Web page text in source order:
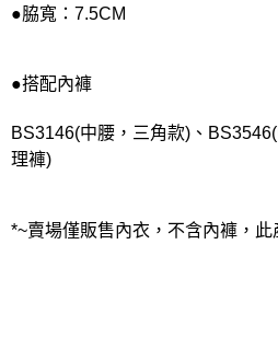
●脇寬：7.5CM
●搭配內褲
BS3146(中腰，三角款)、
理褲)
*~賣場僅販售內衣，不含內褲，